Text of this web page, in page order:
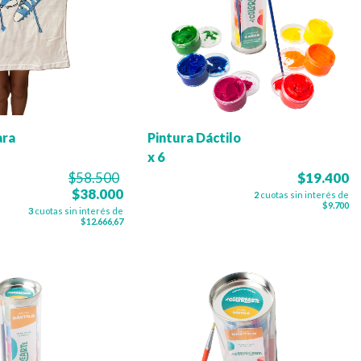
$58.500
$38.000
3 cuotas sin interés de
$12.666,67
Pintura Dáctilo
x 6
$19.400
2 cuotas sin interés de
$9.700